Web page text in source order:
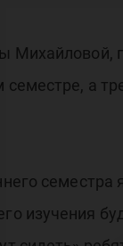
Михайловой,
семестре, а
изучения